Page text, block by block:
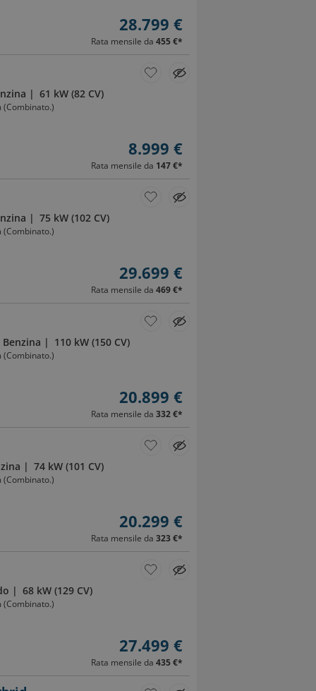
28.799 €
Rata mensile da 455 €*
61 kW (82 CV)
(Combinato.)
8.999 €
Rata mensile da 147 €*
75 kW (102 CV)
(Combinato.)
29.699 €
Rata mensile da 469 €*
Benzina 110 kW (150 CV)
(Combinato.)
20.899 €
Rata mensile da 332 €*
74 kW (101 CV)
(Combinato.)
20.299 €
Rata mensile da 323 €*
68 kW (129 CV)
(Combinato.)
27.499 €
Rata mensile da 435 €*